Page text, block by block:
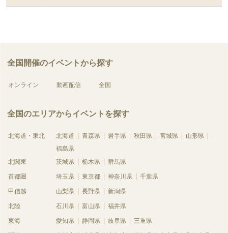
全国開催のイベントから探す
オンライン 動画配信 全国
全国のエリアからイベントを探す
北海道・東北 北海道 青森県 岩手県 秋田県 宮城県
山形県
福島県
北関東
茨城県 栃木県 群馬県
首都圏 埼玉県 東京都 神奈川県 千葉県
甲信越 山梨県 長野県 新潟県
北陸 石川県 富山県 福井県
東海 愛知県 静岡県 岐阜県 三重県